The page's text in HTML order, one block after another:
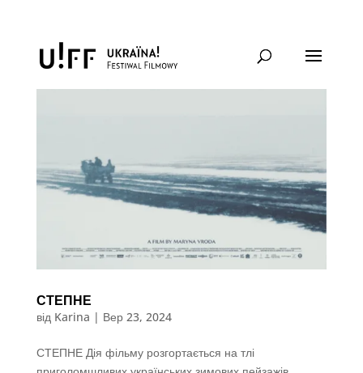
СТЕПНЕ
від Karina | Вер 23, 2024
СТЕПНЕ Дія фільму розгортається на тлі